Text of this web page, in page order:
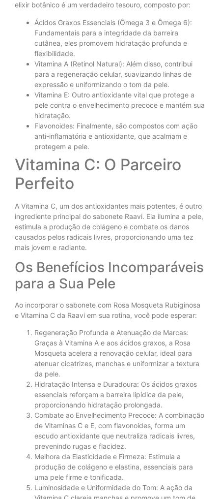
elixir botânico é um verdadeiro tesouro, composto por:
Ácidos Graxos Essenciais (Ômega 3 e Ômega 6):
Fundamentais para a integridade da barreira
cutânea, eles promovem hidratação profunda e
flexibilidade.
Vitamina A (Retinol Natural): Além disso, contribui
para a regeneração celular, suavizando linhas de
expressão e uniformizando o tom da pele.
Vitamina E: Outro antioxidante vital que protege a
pele contra o envelhecimento precoce e mantém sua
hidratação.
Flavonoides: Finalmente, são compostos com ação
anti-inflamatória e antioxidante, que acalmam e
protegem a pele.
Vitamina C: O Parceiro
Perfeito
A Vitamina C, um dos antioxidantes mais potentes, é outro
ingrediente principal do sabonete Raavi. Ela ilumina a pele,
estimula a produção de colágeno e combate os danos
causados pelos radicais livres, proporcionando uma tez
mais jovem e radiante.
Os Benefícios Incomparáveis
para a Sua Pele
Ao incorporar o sabonete com Rosa Mosqueta Rubiginosa
e Vitamina C da Raavi em sua rotina, você pode esperar:
Regeneração Profunda e Atenuação de Marcas:
Graças à Vitamina A e aos ácidos graxos, a Rosa
Mosqueta acelera a renovação celular, ideal para
atenuar cicatrizes, manchas e uniformizar a textura
da pele.
Hidratação Intensa e Duradoura: Os ácidos graxos
essenciais reforçam a barreira lipídica da pele,
proporcionando hidratação prolongada.
Combate ao Envelhecimento Precoce: A combinação
de Vitaminas C e E, com flavonoides, forma um
escudo antioxidante que neutraliza radicais livres,
prevenindo rugas e flacidez.
Melhora da Elasticidade e Firmeza: Estimula a
produção de colágeno e elastina, essenciais para
uma pele firme e tonificada.
Luminosidade e Uniformidade do Tom: A ação da